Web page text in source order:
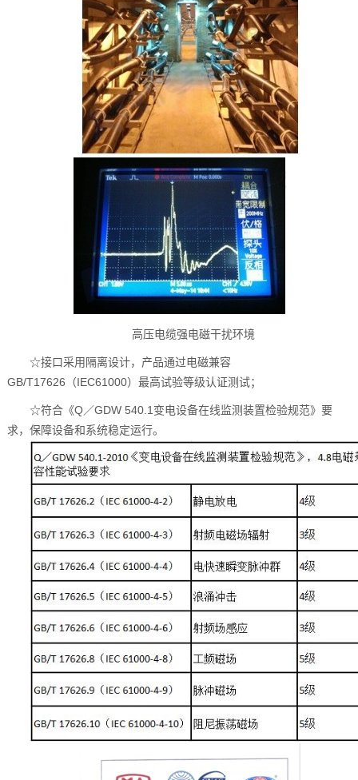
高压电缆强电磁干扰环境
☆接口采用隔离设计，产品通过电磁兼容
GB/T17626（IEC61000）最高试验等级认证测试；
☆符合《Q／GDW 540.1变电设备在线监测装置检验规范》要
求，保障设备和系统稳定运行。